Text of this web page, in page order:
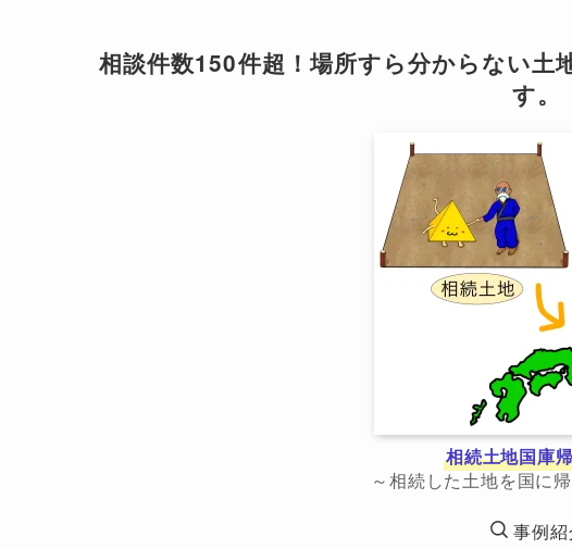
相談件数150件超！場所すら分からない
す。
相続土地国庫
～相続した土地を国に
事例紹